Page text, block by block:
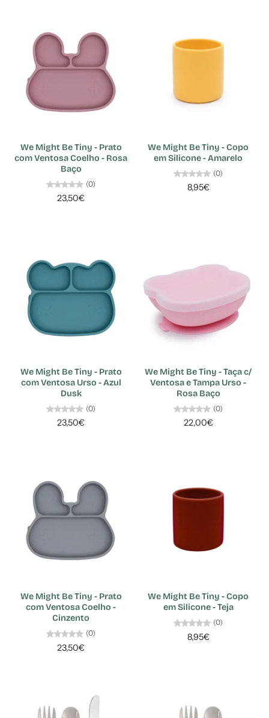
We Might Be Tiny - Prato
com Ventosa Coelho - Rosa
Baço
(0)
23,50€
We Might Be Tiny - Copo
em Silicone - Amarelo
(0)
8,95€
We Might Be Tiny - Prato
com Ventosa Urso - Azul
Dusk
(0)
23,50€
We Might Be Tiny - Taça c/
Ventosa e Tampa Urso -
Rosa Baço
(0)
22,00€
We Might Be Tiny - Prato
com Ventosa Coelho -
Cinzento
(0)
23,50€
We Might Be Tiny - Copo
em Silicone - Teja
(0)
8,95€